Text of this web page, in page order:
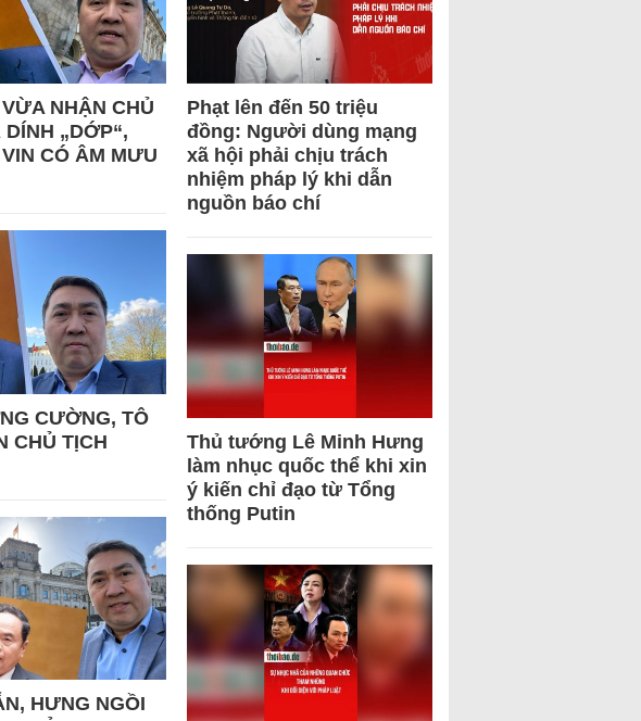
NHẬN CHỦ
„DỚP“,
CÓ ÂM MƯU
CƯỜNG, TÔ
CHỦ TỊCH
HƯNG NGỒI
Phạt lên đến 50 triệu
đồng: Người dùng mạng
xã hội phải chịu trách
nhiệm pháp lý khi dẫn
nguồn báo chí
Thủ tướng Lê Minh Hưng
làm nhục quốc thể khi xin
ý kiến chỉ đạo từ Tổng
thống Putin